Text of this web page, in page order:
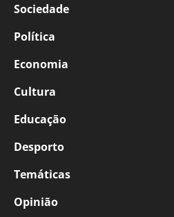
Sociedade
Política
Economia
Cultura
Educação
Desporto
Temáticas
Opinião